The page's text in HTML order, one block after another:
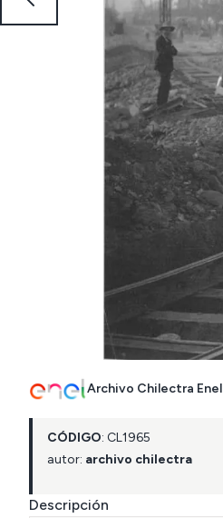
Archivo Chilectra Enel
CÓDIGO: CL1965
autor: archivo chilectra
Descripción